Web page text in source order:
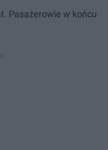
Pasażerowie w końcu